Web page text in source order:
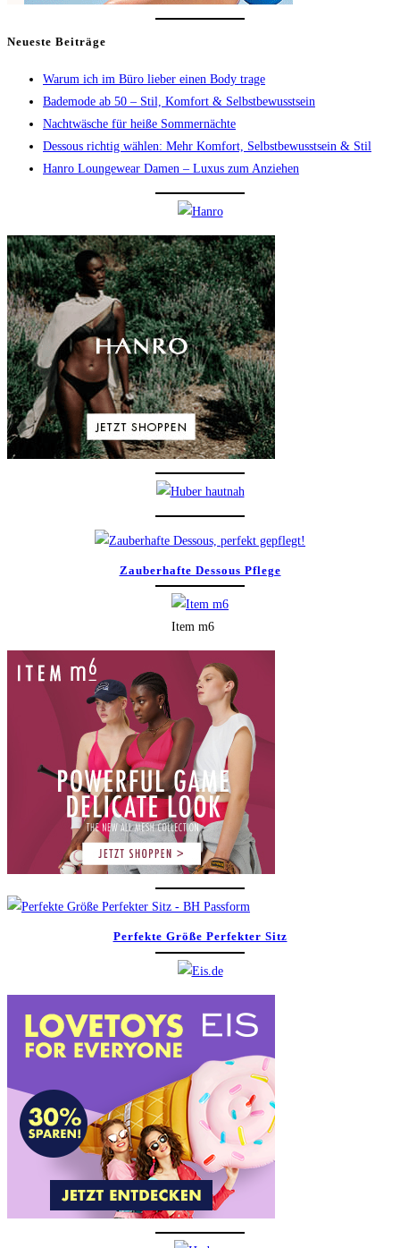
Neueste Beiträge
Warum ich im Büro lieber einen Body trage
Bademode ab 50 – Stil, Komfort & Selbstbewusstsein
Nachtwäsche für heiße Sommernächte
Dessous richtig wählen: Mehr Komfort, Selbstbewusstsein & Stil
Hanro Loungewear Damen – Luxus zum Anziehen
Zauberhafte Dessous Pflege
Item m6
Perfekte Größe Perfekter Sitz